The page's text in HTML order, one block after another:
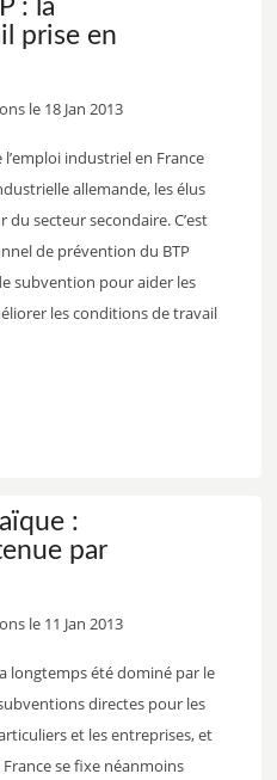
: la
prise en
le 18 Jan 2013
industriel en France
allemande, les élus
secteur secondaire. C’est
de prévention du BTP
subvention pour aider les
les conditions de travail
:
par
le 11 Jan 2013
longtemps été dominé par le
directes pour les
et les entreprises, et
France se fixe néanmoins